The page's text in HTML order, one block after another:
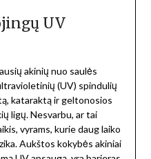
UV
akinių nuo saulės
(UV) spindulių
kataraktą ir geltonosios
ligų. Nesvarbu, ar tai
vyrams, kurie daug laiko
Aukštos kokybės akiniai